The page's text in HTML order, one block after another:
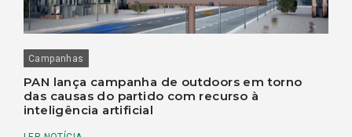
Campanhas
PAN lança campanha de outdoors em torno
das causas do partido com recurso à
inteligência artificial